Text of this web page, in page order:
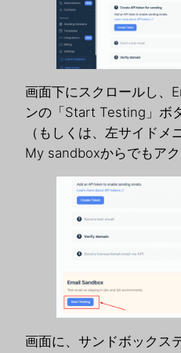
画面下にスクロールし、
ンの「Start Testing」ボ
（もしくは、左サイド
My sandboxからでもアク
画面に、サンドボックス